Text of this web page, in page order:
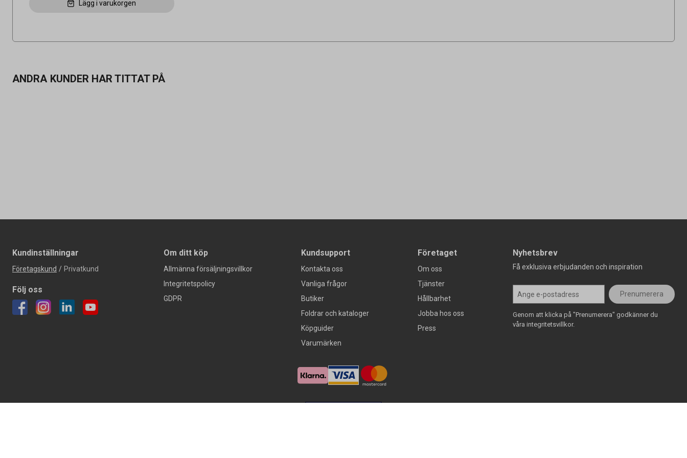
Lägg i varukorgen
ANDRA KUNDER HAR TITTAT PÅ
Kundinställningar
Företagskund / Privatkund
Följ oss
Om ditt köp
Allmänna försäljningsvillkor
Integritetspolicy
GDPR
Kundsupport
Kontakta oss
Vanliga frågor
Butiker
Foldrar och kataloger
Köpguider
Varumärken
Företaget
Om oss
Tjänster
Hållbarhet
Jobba hos oss
Press
Nyhetsbrev
Få exklusiva erbjudanden och inspiration
Prenumerera
Genom att klicka på "Prenumerera" godkänner du
våra integritetsvillkor.